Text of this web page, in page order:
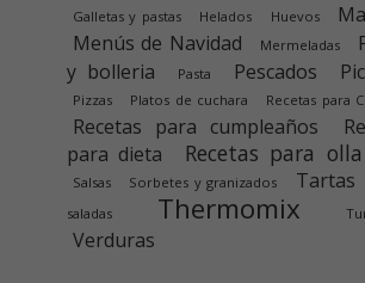
Galletas y pastas
Helados Huevos
Menús de Navidad
Mermeladas
y bolleria
Pasta Pescados
Pizzas Platos de cuchara Recetas para
Recetas para cumpleaños
para dieta
Recetas para
Salsas Sorbetes y granizados Tartas
saladas
Thermomix
Verduras